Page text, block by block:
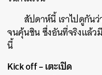
สัปดาห์นี้ เราไปดูกัน
จนคุ้นชิน ซึ่งอันที่จริงแล้ว
นี้
Kick off – เตะเปิด